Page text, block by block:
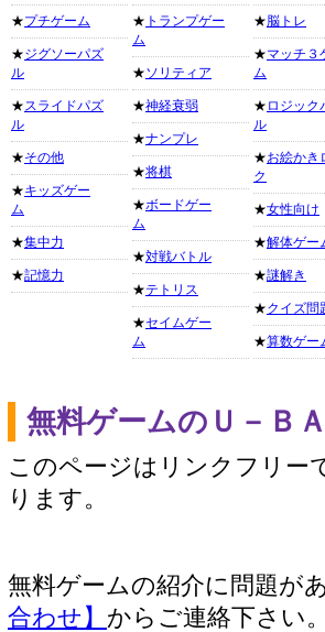
★プチゲーム
★ジグソーパズ
ル
★スライドパズ
ル
★その他
★キッズゲー
ム
★集中力
★記憶力
★ トランプゲー
ム
★ソリティア
★神経衰弱
★ナンプレ
★将棋
★ボードゲー
ム
★対戦バトル
★テトリス
★セイムゲー
ム
★脳トレ
★マッチ３
ム
★ ロジック
ル
★お絵かき
ク
★女性向け
★解体ゲー
★謎解き
★クイズ問
★算数ゲー
無料ゲームのＵ－Ｂ
このページはリンクフリー
ります。
無料ゲームの紹介に問題が
合わせ】 からご連絡下さい。